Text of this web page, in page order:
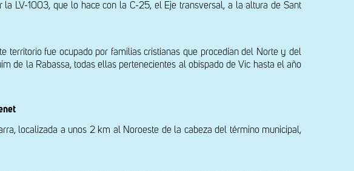
LV-1003, que lo hace con la C-25, el Eje transversal, a la altura de Sant
territorio fue ocupado por familias cristianas que procedían del Norte y del
de la Rabassa, todas ellas pertenecientes al obispado de Vic hasta el año
localizada a unos 2 km al Noroeste de la cabeza del término municipal,